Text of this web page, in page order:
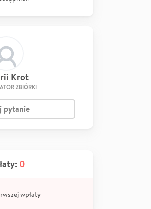
Krot
ZBIÓRKI
pytanie
0
wpłaty